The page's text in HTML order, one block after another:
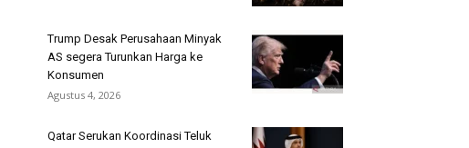
Trump Desak Perusahaan Minyak
AS segera Turunkan Harga ke
Konsumen
Agustus 4, 2026
Qatar Serukan Koordinasi Teluk